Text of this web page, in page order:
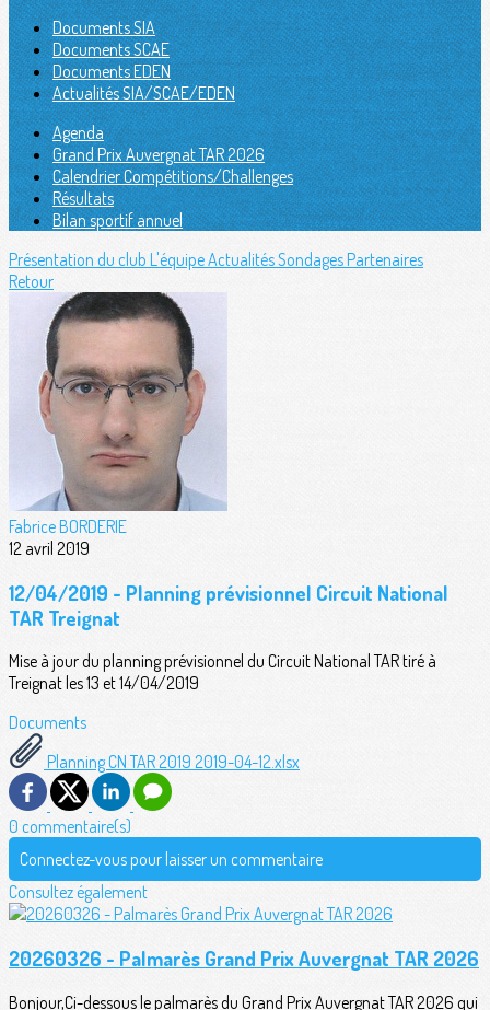
Documents SIA
Documents SCAE
Documents EDEN
Actualités SIA/SCAE/EDEN
Agenda
Grand Prix Auvergnat TAR 2026
Calendrier Compétitions/Challenges
Résultats
Bilan sportif annuel
Présentation du club L'équipeActualitésSondagesPartenaires
Retour
Fabrice BORDERIE
12 avril 2019
12/04/2019 - Planning prévisionnel Circuit National
TAR Treignat
Mise à jour du planning prévisionnel du Circuit National TAR tiré à
Treignat les 13 et 14/04/2019
Documents
Planning CN TAR 2019 2019-04-12.xlsx
0 commentaire(s)
Connectez-vous pour laisser un commentaire
Consultez également
20260326 - Palmarès Grand Prix Auvergnat TAR 2026
Bonjour,Ci-dessous le palmarès du Grand Prix Auvergnat TAR 2026 qui